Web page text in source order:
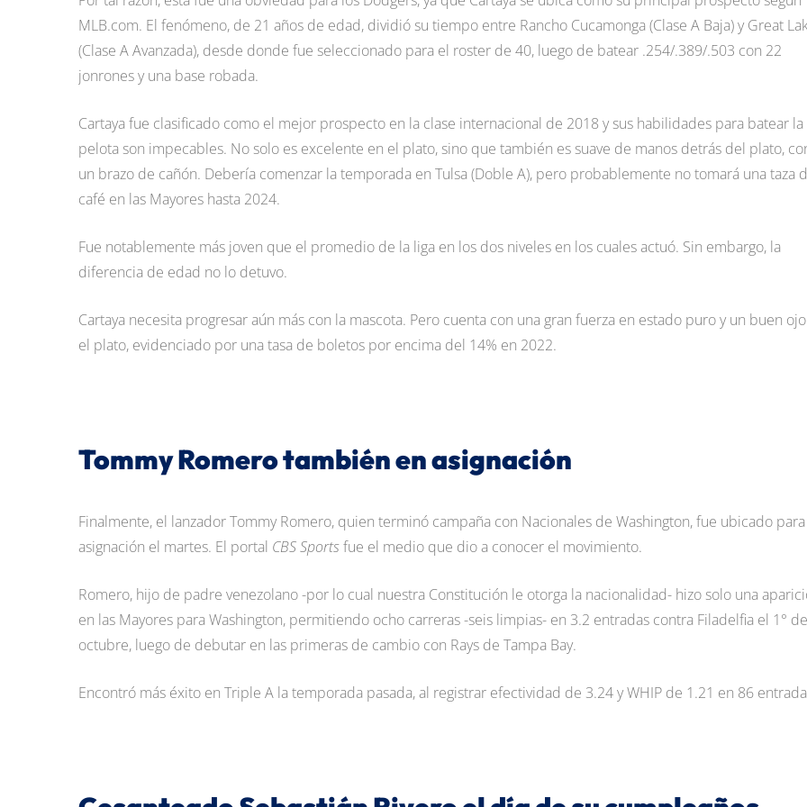
MLB.com. El fenómeno, de 21 años de edad, dividió su tiempo entre Rancho Cucamonga (Clase A Baja) y Great
(Clase A Avanzada), desde donde fue seleccionado para el roster de 40, luego de batear .254/.389/.503 con 22
jonrones y una base robada.
Cartaya fue clasificado como el mejor prospecto en la clase internacional de 2018 y sus habilidades para batear la
pelota son impecables. No solo es excelente en el plato, sino que también es suave de manos detrás del plato,
un brazo de cañón. Debería comenzar la temporada en Tulsa (Doble A), pero probablemente no tomará una taza
café en las Mayores hasta 2024.
Fue notablemente más joven que el promedio de la liga en los dos niveles en los cuales actuó. Sin embargo, la
diferencia de edad no lo detuvo.
Cartaya necesita progresar aún más con la mascota. Pero cuenta con una gran fuerza en estado puro y un buen
el plato, evidenciado por una tasa de boletos por encima del 14% en 2022.
Tommy Romero también en asignación
Finalmente, el lanzador Tommy Romero, quien terminó campaña con Nacionales de Washington, fue ubicado para
asignación el martes. El portal CBS Sportsfue el medio que dio a conocer el movimiento.
Romero, hijo de padre venezolano -por lo cual nuestra Constitución le otorga la nacionalidad- hizo solo una
en las Mayores para Washington, permitiendo ocho carreras -seis limpias- en 3.2 entradas contra Filadelfia el 1° de
octubre, luego de debutar en las primeras de cambio con Rays de Tampa Bay.
Encontró más éxito en Triple A la temporada pasada, al registrar efectividad de 3.24 y WHIP de 1.21 en 86